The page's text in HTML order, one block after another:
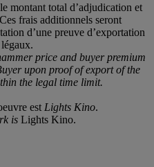
montant total d’adjudication et
frais additionnels seront
d’une preuve d’exportation
price and buyer premium
upon proof of export of the
the legal time limit.
est Lights Kino.
is Lights Kino.